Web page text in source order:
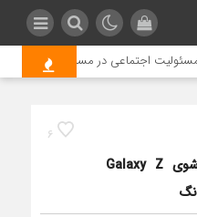
اجتماعی در مسیر اربعین
6
سفری به درون گوشی‌های تاشوی Galaxy Z